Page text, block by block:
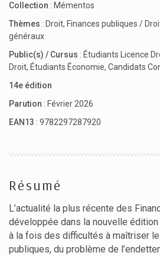
Collection : Mémentos
Thèmes : Droit, Finances publiques /
généraux
Public(s) / Cursus : Étudiants Licence
Droit, Étudiants Économie, Candidats
14e édition
Parution : Février 2026
EAN13 : 9782297287920
Résumé
L’actualité la plus récente des
développée dans la nouvelle
à la fois des difficultés à maîtriser
publiques, du problème de